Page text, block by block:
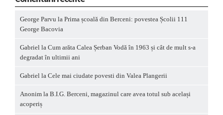
George Parvu la Prima școală din Berceni: povestea Școlii 111
George Bacovia
Gabriel la Cum arăta Calea Șerban Vodă în 1963 și cât de mult s-a
degradat în ultimii ani
Gabriel la Cele mai ciudate povesti din Valea Plangerii
Anonim la B.I.G. Berceni, magazinul care avea totul sub același
acoperiș